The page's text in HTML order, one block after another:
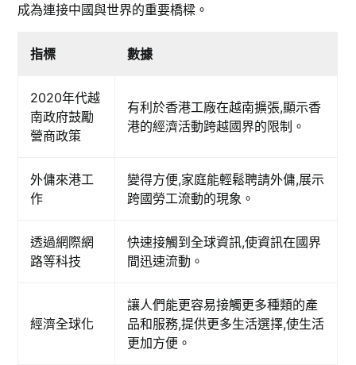
成為連接中國與世界的重要橋樑。
指標 數據
2020年代越
南政府鼓勵
營商政策
有利於香港工廠在越南擴張,顯示香
港的經濟活動跨越國界的限制。
外傭來港工
作
變得方便,家庭能輕鬆聘請外傭,展示
跨國勞工流動的現象。
透過網際網
路等科技
快速接觸到全球資訊,使資訊在國界
間迅速流動。
經濟全球化
讓人們能更容易接觸更多種類的產
品和服務,提供更多生活選擇,使生活
更加方便。